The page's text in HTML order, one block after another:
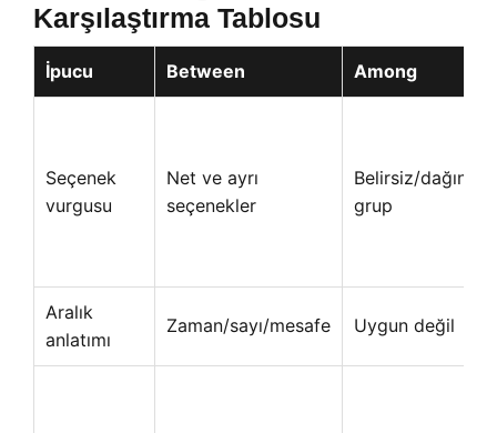
Karşılaştırma Tablosu
İpucu Between Among
Seçenek
vurgusu
Net ve ayrı
seçenekler
Belirsiz/dağınık
grup
Aralık
anlatımı
Zaman/sayı/mesafe Uygun değil